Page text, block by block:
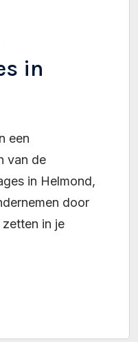
in
een
van de
in Helmond,
door
in je